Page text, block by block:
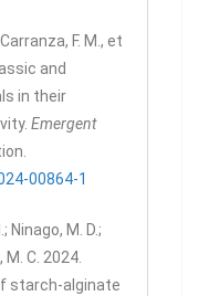
F. M., et
and
in their
Emergent
00864-1
Ninago, M. D.;
M. C. 2024.
starch-alginate